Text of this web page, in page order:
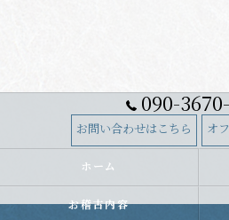
090-
お問い合わせはこちら オ
ホーム
お稽古内容